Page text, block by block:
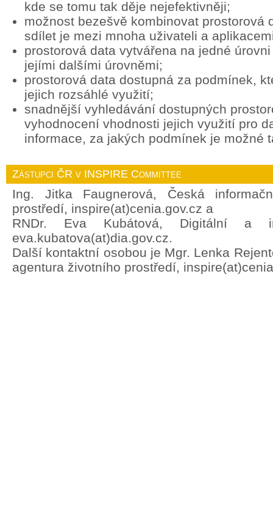
kde se tomu tak děje nejefektivněji;
možnost bezešvě kombinovat prostorová
sdílet je mezi mnoha uživateli a
prostorová data vytvářena na jedné
jejími dalšími úrovněmi;
prostorová data dostupná za podmínek,
jejich rozsáhlé využití;
snadnější vyhledávání dostupných
vyhodnocení vhodnosti jejich využití pro
informace, za jakých podmínek je možné
Zástupci ČR v INSPIRE Committee
Ing. Jitka Faugnerová, Česká
prostředí, inspire(at)cenia.gov.cz a
RNDr. Eva Kubátová, Digitální a
eva.kubatova(at)dia.gov.cz.
Další kontaktní osobou je Mgr. Lenka
agentura životního prostředí,